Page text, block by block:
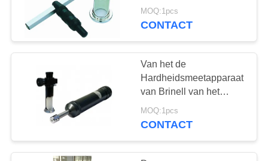
Holiday Detector
Magnetisch
Brinell met
Hardheidsbar raken
MOQ:1pcs
CONTACT
Van het de
Hardheidsmeetapparaat
van Brinell van het
Astme10 Ijzerhoudende
Metaal Draagbare het
MOQ:1pcs
CONTACT